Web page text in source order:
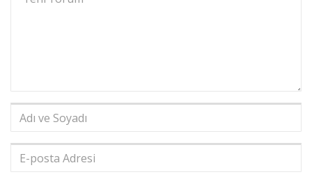
Adı
Soyadı*
posta